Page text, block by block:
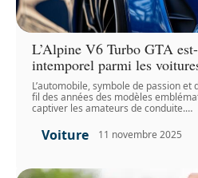
L’Alpine V6 Turbo GTA
intemporel parmi les
L’automobile, symbole de passion
fil des années des modèles
captiver les amateurs de conduite.…
Voiture 11 novembre 2025